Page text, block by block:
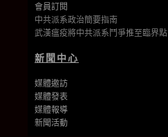
會員訂閱
中共派系政治簡要指南
武漢瘟疫將中共派系鬥爭推至臨界點
新聞中心
媒體邀訪
媒體發表
媒體報導
新聞活動